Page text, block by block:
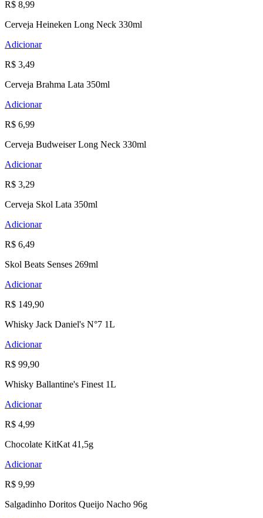
R$ 8,99
Cerveja Heineken Long Neck 330ml
Adicionar
R$ 3,49
Cerveja Brahma Lata 350ml
Adicionar
R$ 6,99
Cerveja Budweiser Long Neck 330ml
Adicionar
R$ 3,29
Cerveja Skol Lata 350ml
Adicionar
R$ 6,49
Skol Beats Senses 269ml
Adicionar
R$ 149,90
Whisky Jack Daniel's N°7 1L
Adicionar
R$ 99,90
Whisky Ballantine's Finest 1L
Adicionar
R$ 4,99
Chocolate KitKat 41,5g
Adicionar
R$ 9,99
Salgadinho Doritos Queijo Nacho 96g